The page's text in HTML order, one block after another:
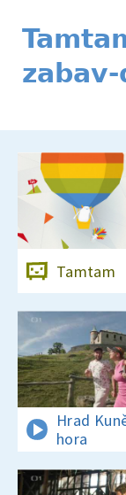
Tamtam
Hrad
hora